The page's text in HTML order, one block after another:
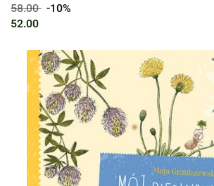
58.00 -10%
52.00